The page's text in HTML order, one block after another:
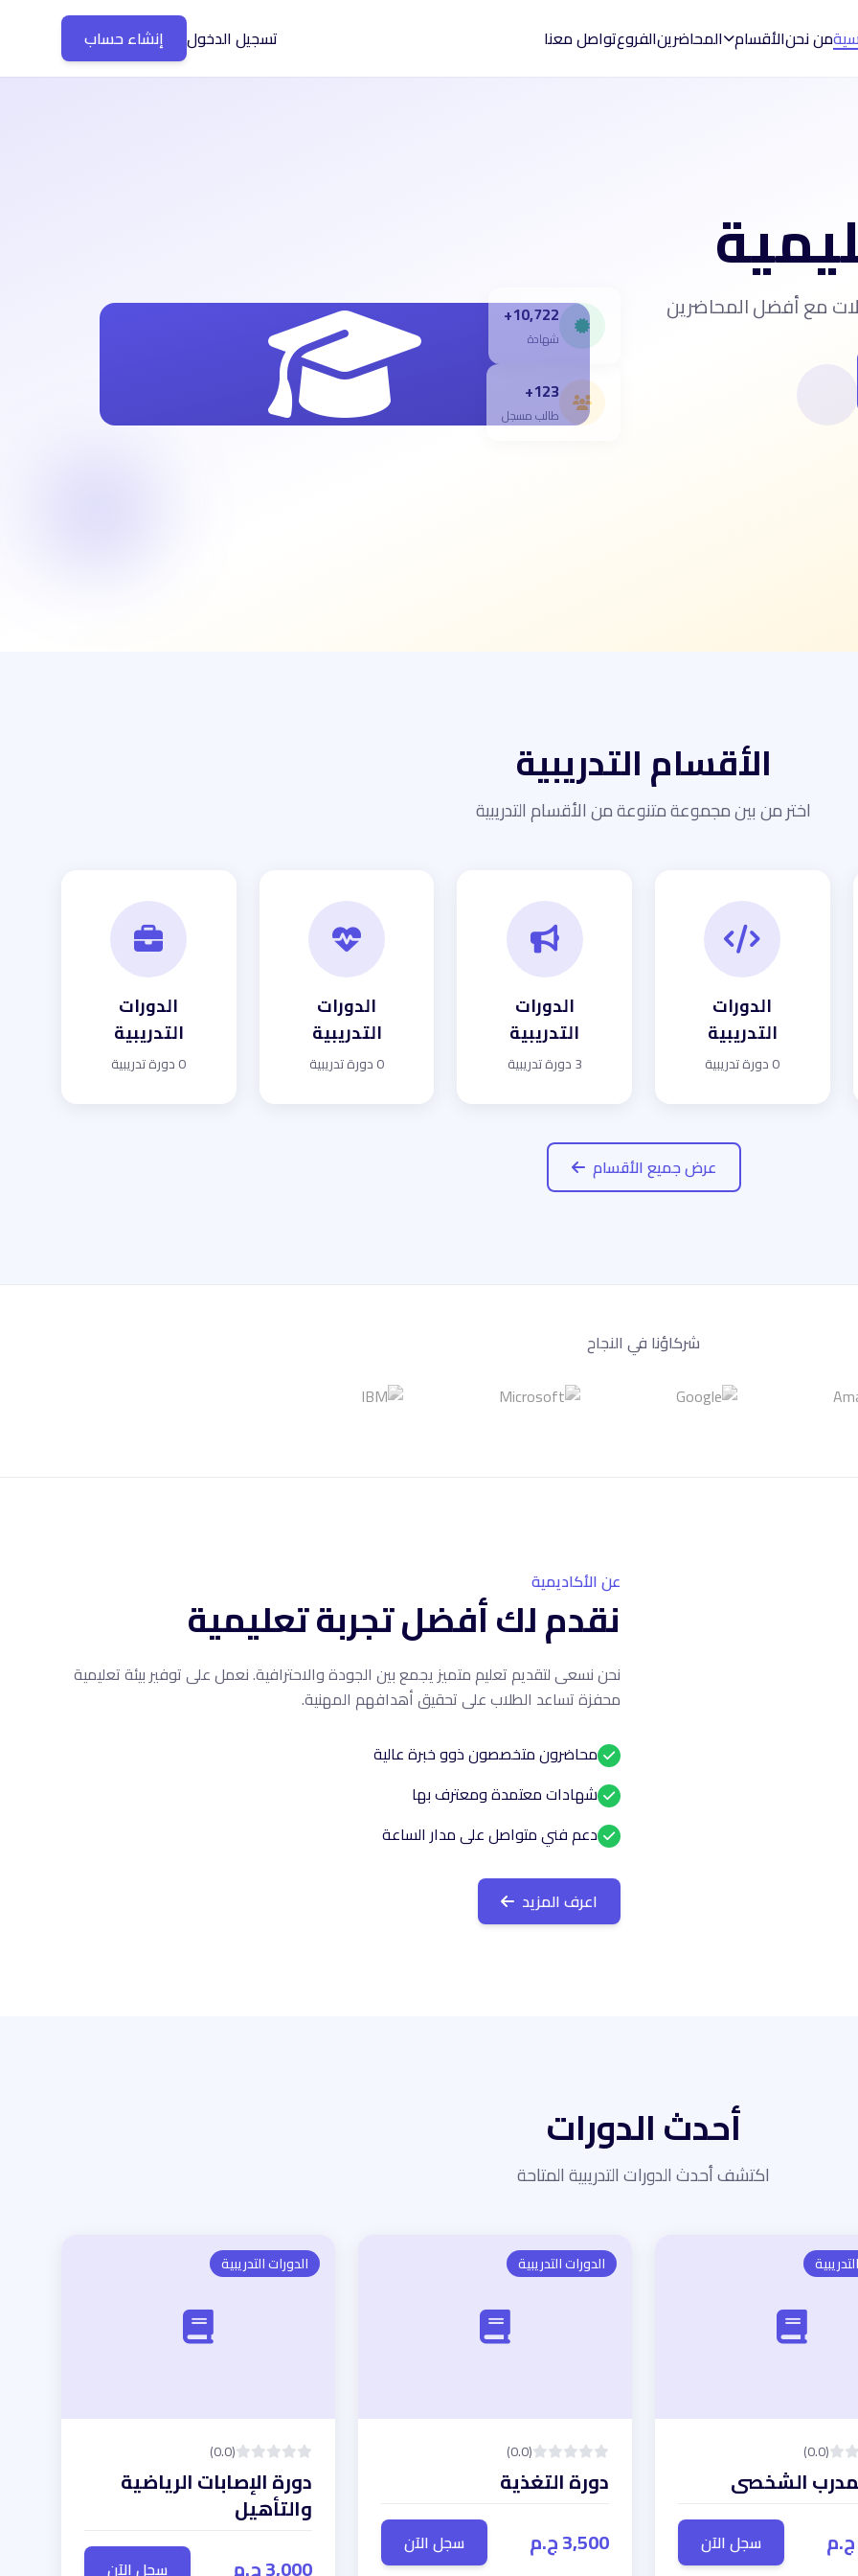
من نحنالأقسام المحاضرينالفروعتواصل معنا تسجيل الدخول إنشاء حساب
مع أفضل المحاضرين
123+
طالب مسجل
10,722+
شهادة
الأقسام التدريبية
اختر من بين مجموعة متنوعة من الأقسام التدريبية
الدورات
التدريبية
0 دورة تدريبية
الدورات
التدريبية
3 دورة تدريبية
الدورات
التدريبية
0 دورة تدريبية
الدورات
التدريبية
0 دورة تدريبية
عرض جميع الأقسام
شركاؤنا في النجاح
عن الأكاديمية
نقدم لك أفضل تجربة تعليمية
نحن نسعى لتقديم تعليم متميز يجمع بين الجودة والاحترافية. نعمل على توفير بيئة تعليمية
محفزة تساعد الطلاب على تحقيق أهدافهم المهنية.
محاضرون متخصصون ذوو خبرة عالية
شهادات معتمدة ومعترف بها
دعم فني متواصل على مدار الساعة
اعرف المزيد
أحدث الدورات
اكتشف أحدث الدورات التدريبية المتاحة
(0.0)
سجل الآن
الدورات التدريبية
(0.0)
دورة التغذية
3,500 ج.م
سجل الآن
الدورات التدريبية
(0.0)
دورة الإصابات الرياضية
والتأهيل
3,000 ج.م
سجل الآن